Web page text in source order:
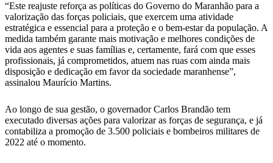
“Este reajuste reforça as políticas do Governo do Maranhão para a
valorização das forças policiais, que exercem uma atividade
estratégica e essencial para a proteção e o bem-estar da população. A
medida também garante mais motivação e melhores condições de
vida aos agentes e suas famílias e, certamente, fará com que esses
profissionais, já comprometidos, atuem nas ruas com ainda mais
disposição e dedicação em favor da sociedade maranhense”,
assinalou Maurício Martins.
Ao longo de sua gestão, o governador Carlos Brandão tem
executado diversas ações para valorizar as forças de segurança, e já
contabiliza a promoção de 3.500 policiais e bombeiros militares de
2022 até o momento.